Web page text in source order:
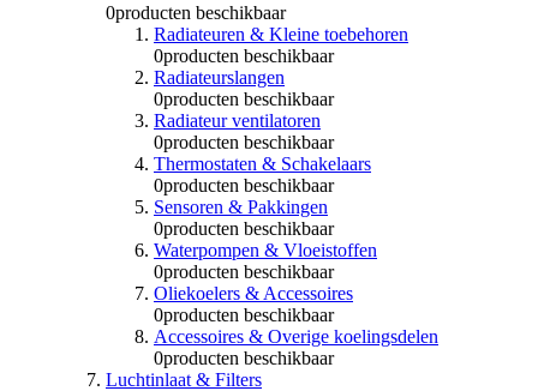
0producten beschikbaar
Radiateuren & Kleine toebehoren
0producten beschikbaar
Radiateurslangen
0producten beschikbaar
Radiateur ventilatoren
0producten beschikbaar
Thermostaten & Schakelaars
0producten beschikbaar
Sensoren & Pakkingen
0producten beschikbaar
Waterpompen & Vloeistoffen
0producten beschikbaar
Oliekoelers & Accessoires
0producten beschikbaar
Accessoires & Overige koelingsdelen
0producten beschikbaar
Luchtinlaat & Filters